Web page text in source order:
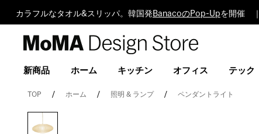
カラフルなタオル&スリッパ。韓国発 BanacoのPop-Upを開催
Design
新商品 ホーム キッチン オフィス テック
TOP ホーム 照明 & ランプ ペンダントライト